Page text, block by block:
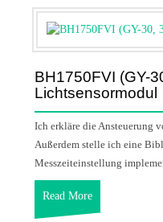
BH1750FVI (GY-
Lichtsensormodul
Ich erkläre die Ansteuerung
Außerdem stelle ich eine
Messzeiteinstellung
Read More